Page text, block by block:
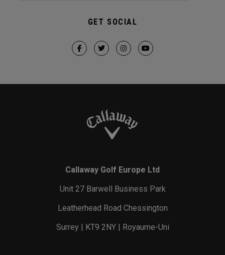
GET SOCIAL
Callaway Golf Europe Ltd
Unit 27 Barwell Business Park
Leatherhead Road Chessington
Surrey | KT9 2NY | Royaume-Uni